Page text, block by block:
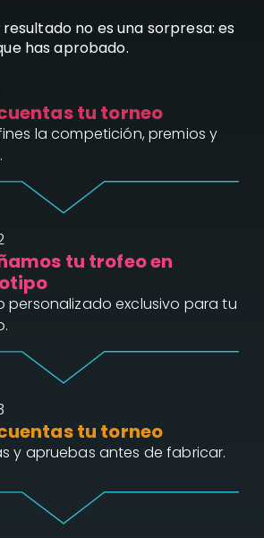
no es una sorpresa: es
has aprobado.
tu torneo
la competición, premios y
tu trofeo en
personalizado exclusivo para tu
tu torneo
y apruebas antes de fabricar.